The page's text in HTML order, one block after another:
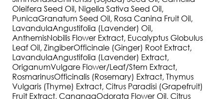
Oleifera Seed Oil, Nigella Sativa Seed Oil,
PunicaGranatum Seed Oil, Rosa Canina Fruit Oil,
LavandulaAngustifolia (Lavender) Oil,
AnthemisNobilis Flower Extract, Eucalyptus Globulus
Leaf Oil, ZingiberOfficinale (Ginger) Root Extract,
LavandulaAngustifolia (Lavender) Extract,
OriganumVulgare Flower/Leaf/Stem Extract,
RosmarinusOfficinalis (Rosemary) Extract, Thymus
Vulgaris (Thyme) Extract, Citrus Paradisi (Grapefruit)
Fruit Extract, CanangaOdorata Flower Oil, Citrus